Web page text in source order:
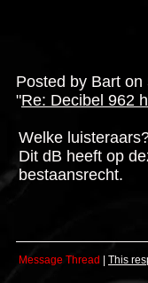
Posted by Bart
"Re: Decibel 962
Welke
Dit dB heeft op
bestaansrecht.
Message Thread This